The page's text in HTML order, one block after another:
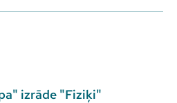
izrāde "Fiziķi"